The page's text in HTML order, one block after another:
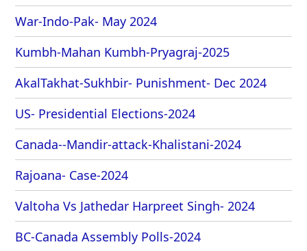
War-Indo-Pak- May 2024
Kumbh-Mahan Kumbh-Pryagraj-2025
AkalTakhat-Sukhbir- Punishment- Dec 2024
US- Presidential Elections-2024
Canada--Mandir-attack-Khalistani-2024
Rajoana- Case-2024
Valtoha Vs Jathedar Harpreet Singh- 2024
BC-Canada Assembly Polls-2024